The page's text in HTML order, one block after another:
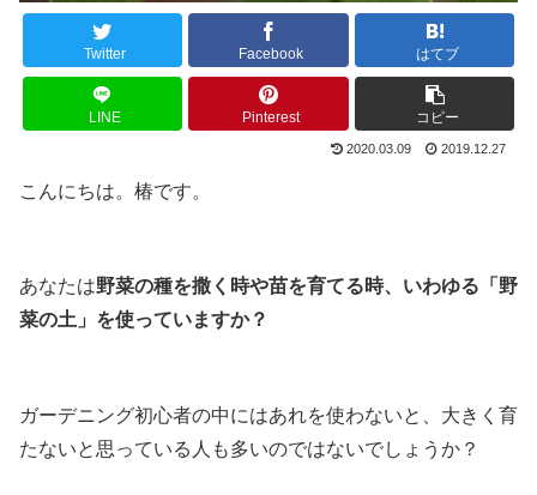
Twitter Facebook はてブ
LINE Pinterest コピー
2020.03.09 2019.12.27
こんにちは。椿です。
あなたは野菜の種を撒く時や苗を育てる時、いわゆる「野
菜の土」を使っていますか？
ガーデニング初心者の中にはあれを使わないと、大きく育
たないと思っている人も多いのではないでしょうか？